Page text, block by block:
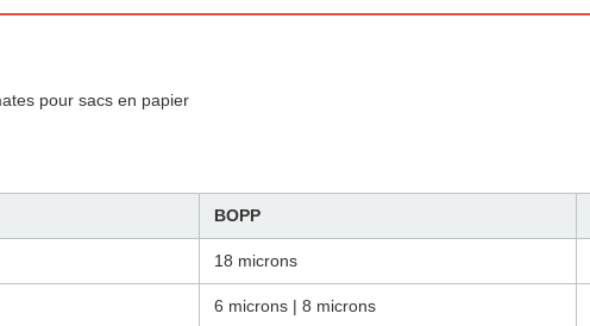
pour sacs en papier
BOPP
18 microns
6 microns | 8 microns